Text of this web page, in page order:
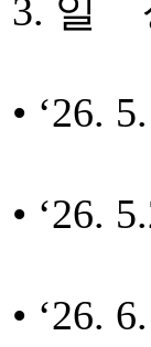
3. 일
• ‘26.
• ‘26.
• ‘26.